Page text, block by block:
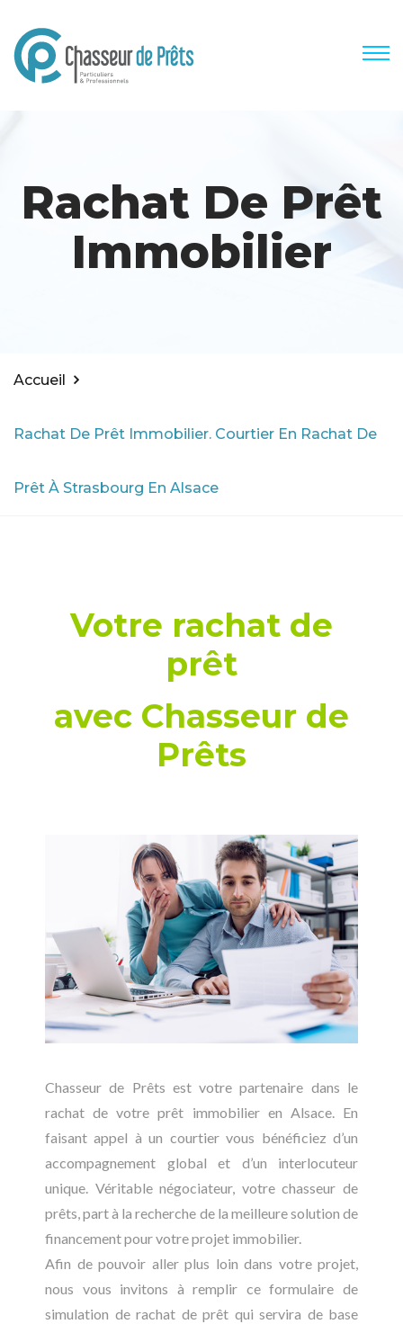
Rachat De Prêt
Immobilier
Accueil
Rachat De Prêt Immobilier. Courtier En Rachat De
Prêt À Strasbourg En Alsace
Votre rachat de
prêt
avec Chasseur de
Prêts
Chasseur de Prêts est votre partenaire dans le
rachat de votre prêt immobilier en Alsace. En
faisant appel à un courtier vous bénéficiez d’un
accompagnement global et d’un interlocuteur
unique. Véritable négociateur, votre chasseur de
prêts, part à la recherche de la meilleure solution de
financement pour votre projet immobilier.
Afin de pouvoir aller plus loin dans votre projet,
nous vous invitons à remplir ce formulaire de
simulation de rachat de prêt qui servira de base